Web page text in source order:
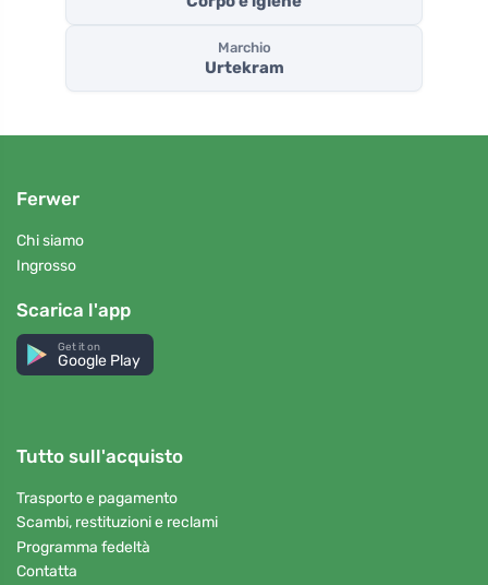
Marchio
Urtekram
Ferwer
Chi siamo
Ingrosso
Scarica l'app
Get it on
Google Play
Tutto sull'acquisto
Trasporto e pagamento
Scambi, restituzioni e reclami
Programma fedeltà
Contatta